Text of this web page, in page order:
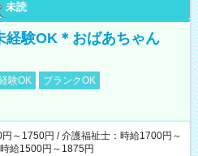
未読
経験OK＊おばあちゃん
験OK
ブランクOK
～1750円 / 介護福祉士：時給1700円～
給1500円～1875円